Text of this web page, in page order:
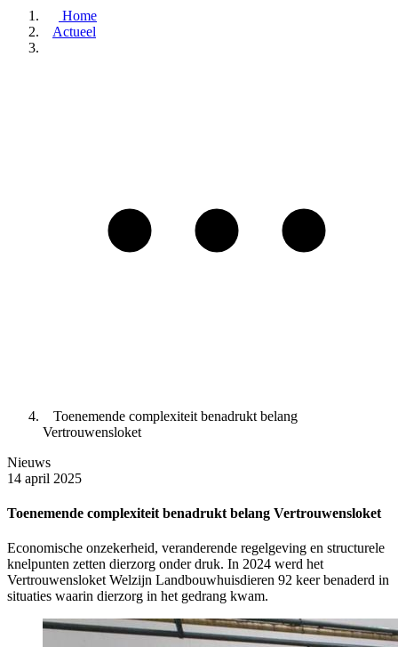
Home
Actueel
Toenemende complexiteit benadrukt belang
Vertrouwensloket
Nieuws
14 april 2025
Toenemende complexiteit benadrukt belang Vertrouwensloket
Economische onzekerheid, veranderende regelgeving en structurele
knelpunten zetten dierzorg onder druk. In 2024 werd het
Vertrouwensloket Welzijn Landbouwhuisdieren 92 keer benaderd in
situaties waarin dierzorg in het gedrang kwam.